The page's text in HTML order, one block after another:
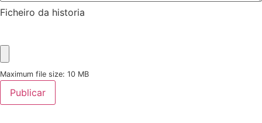
Ficheiro da historia
Maximum file size: 10 MB
Publicar